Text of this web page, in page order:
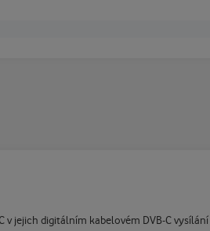
jejich digitálním kabelovém DVB-C